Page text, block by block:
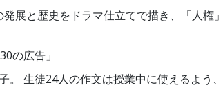
展と歴史をドラマ仕立てで描き、「人権
の広告」
。 生徒24人の作文は授業中に使えるよう